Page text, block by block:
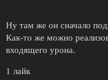
Ну там же он сначало
Как-то же можно
входящего урона.
1 лайк